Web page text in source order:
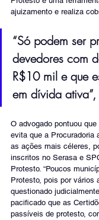
ajuizamento e realiza
“Só podem ser
devedores com
R$10 mil e que
em dívida
O advogado pontuou
evita que a Procuradoria
as ações mais céleres,
inscritos no Serasa e
Protesto. “Poucos
Protesto, pois por vários
questionado
pacificado que as
passíveis de protesto,